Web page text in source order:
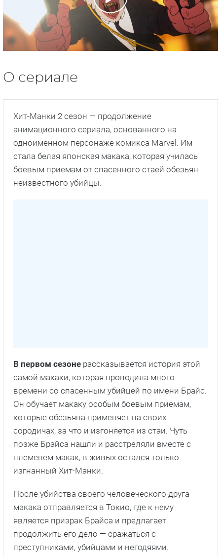
О сериале
Хит-Манки 2 сезон — продолжение
анимационного сериала, основанного на
одноименном персонаже комикса Marvel. Им
стала белая японская макака, которая училась
боевым приемам от спасенного стаей обезьян
неизвестного убийцы.
В первом сезоне рассказывается история этой
самой макаки, которая проводила много
времени со спасенным убийцей по имени Брайс.
Он обучает макаку особым боевым приемам,
которые обезьяна применяет на своих
сородичах, за что и изгоняется из стаи. Чуть
позже Брайса нашли и расстреляли вместе с
племенем макак, в живых остался только
изгнанный Хит-Манки.
После убийства своего человеческого друга
макака отправляется в Токио, где к нему
является призрак Брайса и предлагает
продолжить его дело — сражаться с
преступниками, убийцами и негодяями.